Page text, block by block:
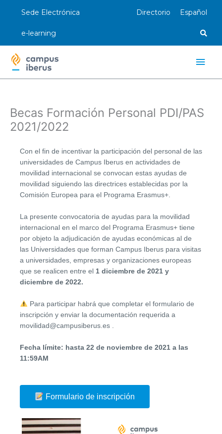
Sede Electrónica
e-learning
Directorio Español
Becas Formación Personal PDI/PAS
2021/2022
Con el fin de incentivar la participación del personal de las
universidades de Campus Iberus en actividades de
movilidad internacional se convocan estas ayudas de
movilidad siguiendo las directrices establecidas por la
Comisión Europea para el Programa Erasmus+.
La presente convocatoria de ayudas para la movilidad
internacional en el marco del Programa Erasmus+ tiene
por objeto la adjudicación de ayudas económicas al de
las Universidades que forman Campus Iberus para visitas
a universidades, empresas y organizaciones europeas
que se realicen entre el 1 diciembre de 2021 y
diciembre de 2022.
Para participar habrá que completar el formulario de
inscripción y enviar la documentación requerida a
movilidad@campusiberus.es .
Fecha límite: hasta 22 de noviembre de 2021 a las
11:59AM
Formulario de inscripción